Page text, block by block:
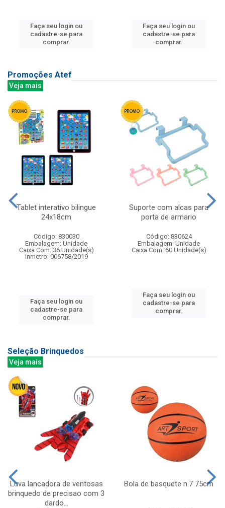
Faça seu login ou
cadastre-se para
comprar.
Faça seu login ou
cadastre-se para
comprar.
Promoções Atef
Veja mais
Tablet interativo bilingue
24x18cm
Código: 830030
Embalagem: Unidade
Caixa Com: 36 Unidade(s)
Inmetro: 006758/2019
Faça seu login ou
cadastre-se para
comprar.
Suporte com alcas para
porta de armario
Código: 830624
Embalagem: Unidade
Caixa Com: 60 Unidade(s)
Faça seu login ou
cadastre-se para
comprar.
Seleção Brinquedos
Veja mais
Luva lancadora de ventosas
brinquedo de precisao com 3
dardo...
Bola de basquete n.7 75cm